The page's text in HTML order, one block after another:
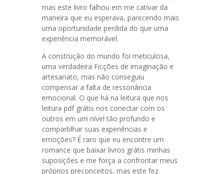
mas este livro falhou em me cativar da
maneira que eu esperava, parecendo mais
uma oportunidade perdida do que uma
experiência memorável.
A construção do mundo foi meticulosa,
uma verdadeira Ficções de imaginação e
artesanato, mas não conseguiu
compensar a falta de ressonância
emocional. O que há na leitura que nos
leitura pdf grátis nos conectar com os
outros em um nível tão profundo e
compartilhar suas experiências e
emoções? É raro que eu encontre um
romance que baixar livros grátis minhas
suposições e me força a confrontar meus
próprios preconceitos, mas este fez